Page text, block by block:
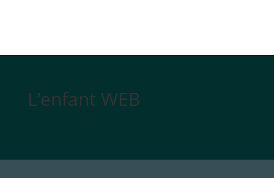
L’enfant WEB